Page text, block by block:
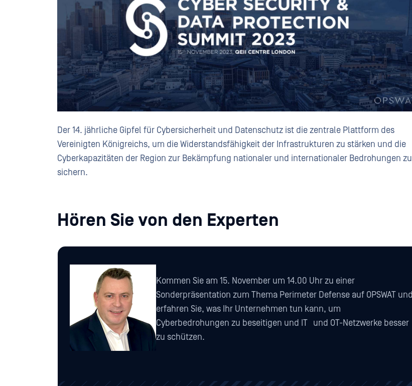
Der 14. jährliche Gipfel für Cybersicherheit und Datenschutz ist die zentrale Plattform des
Vereinigten Königreichs, um die Widerstandsfähigkeit der Infrastrukturen zu stärken und die
Cyberkapazitäten der Region zur Bekämpfung nationaler und internationaler Bedrohungen zu
sichern.
Hören Sie von den Experten
Kommen Sie am 15. November um 14.00 Uhr zu einer
Sonderpräsentation zum Thema Perimeter Defense auf OPSWAT und
erfahren Sie, was Ihr Unternehmen tun kann, um
Cyberbedrohungen zu beseitigen und IT und OT-Netzwerke besser
zu schützen.